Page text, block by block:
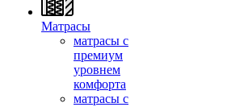
Матрасы
матрасы с
премиум
уровнем
комфорта
матрасы с